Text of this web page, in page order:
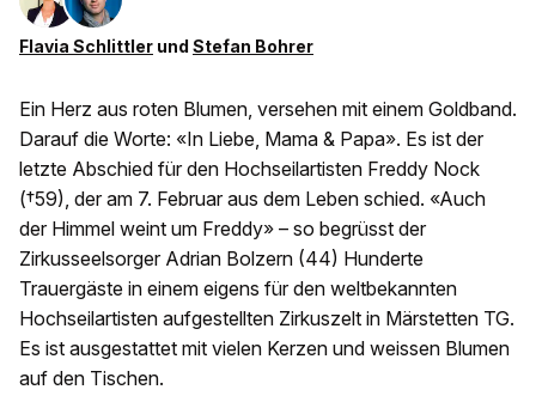
Flavia Schlittler und Stefan Bohrer
Ein Herz aus roten Blumen, versehen mit einem Goldband.
Darauf die Worte: «In Liebe, Mama & Papa». Es ist der
letzte Abschied für den Hochseilartisten Freddy Nock
(†59), der am 7. Februar aus dem Leben schied. «Auch
der Himmel weint um Freddy» – so begrüsst der
Zirkusseelsorger Adrian Bolzern (44) Hunderte
Trauergäste in einem eigens für den weltbekannten
Hochseilartisten aufgestellten Zirkuszelt in Märstetten TG.
Es ist ausgestattet mit vielen Kerzen und weissen Blumen
auf den Tischen.